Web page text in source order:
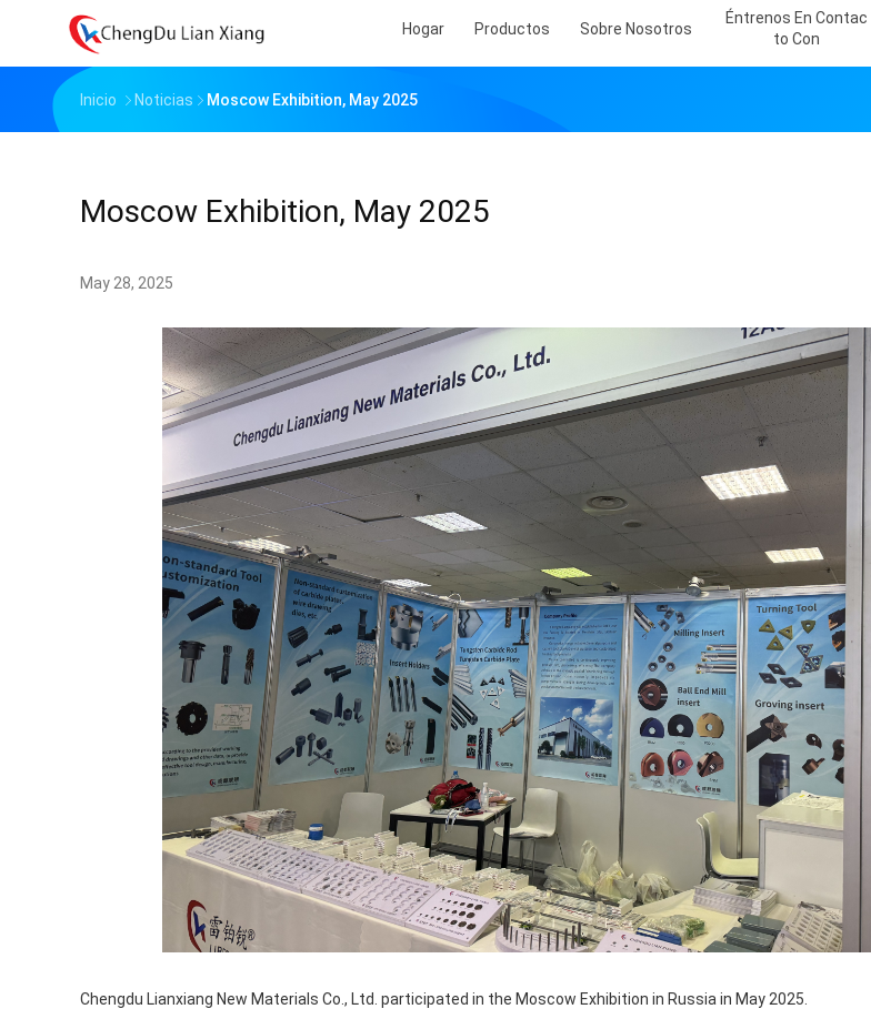
Hogar Productos Sobre Nosotros
Éntrenos En Contac
To Con
Inicio Noticias Moscow Exhibition, May 2025
Moscow Exhibition, May 2025
May 28, 2025
Chengdu Lianxiang New Materials Co., Ltd. participated in the Moscow Exhibition in Russia in May 2025.